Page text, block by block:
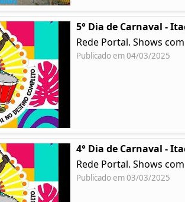
5° Dia de Carnaval -
Rede Portal. Shows
Publicado em 04/03/2025
4° Dia de Carnaval -
Rede Portal. Shows
Publicado em 03/03/2025